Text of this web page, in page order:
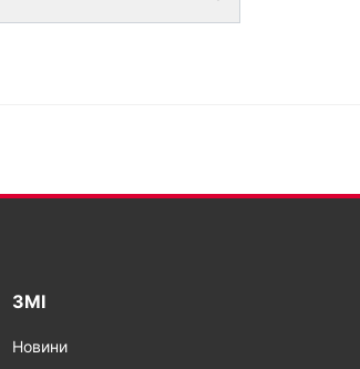
ЗМІ
Новини